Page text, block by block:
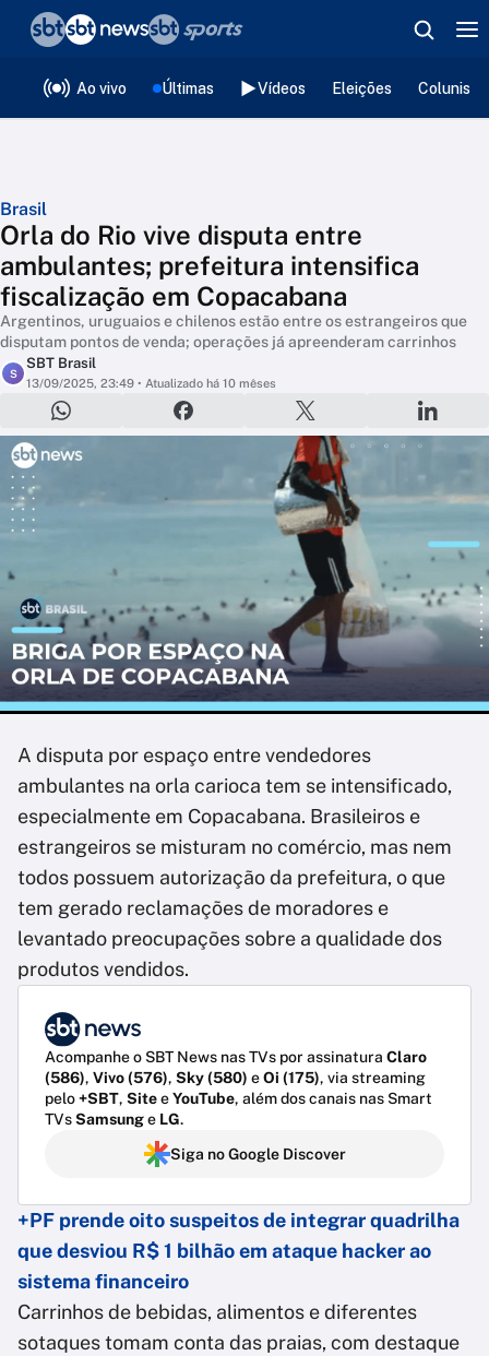
Ao vivo Últimas Vídeos Eleições
Brasil
Orla do Rio vive disputa entre
ambulantes; prefeitura intensifica
fiscalização em Copacabana
Argentinos, uruguaios e chilenos estão entre os estrangeiros que
disputam pontos de venda; operações já apreenderam carrinhos
S
SBT Brasil
13/09/2025, 23:49 • Atualizado há 10 mêses
A disputa por espaço entre vendedores
ambulantes na orla carioca tem se intensificado,
especialmente em Copacabana. Brasileiros e
estrangeiros se misturam no comércio, mas nem
todos possuem autorização da prefeitura, o que
tem gerado reclamações de moradores e
levantado preocupações sobre a qualidade dos
produtos vendidos.
Acompanhe o SBT News nas TVs por assinatura Claro
(586), Vivo (576), Sky (580) eOi (175), via streaming
pelo+SBT, SiteeYouTube, além dos canais nas Smart
TVsSamsunge LG.
Siga no Google Discover
+PF prende oito suspeitos de integrar quadrilha
que desviou R$ 1 bilhão em ataque hacker ao
sistema financeiro
Carrinhos de bebidas, alimentos e diferentes
sotaques tomam conta das praias, com destaque
❮voltar
Editorias